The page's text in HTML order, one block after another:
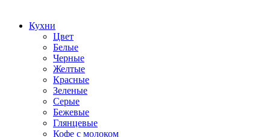
Кухни
Цвет
Белые
Черные
Желтые
Красные
Зеленые
Серые
Бежевые
Глянцевые
Кофе с молоком